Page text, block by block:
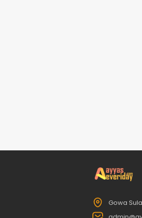
Gowa